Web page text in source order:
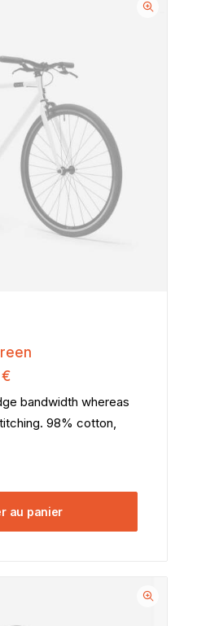
€Le
actuel
est :
bandwidth whereas
98% cotton,
au panier